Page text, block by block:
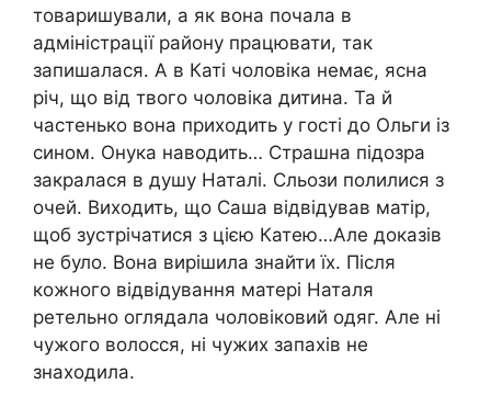
товаришували, а як вона почала в
адміністрації району працювати, так
запишалася. А в Каті чоловіка немає, ясна
річ, що від твого чоловіка дитина. Та й
частенько вона приходить у гості до Ольги із
сином. Онука наводить… Страшна підозра
закралася в душу Наталі. Сльози полилися з
очей. Виходить, що Саша відвідував матір,
щоб зустрічатися з цією Катею…Але доказів
не було. Вона вирішила знайти їх. Після
кожного відвідування матері Наталя
ретельно оглядала чоловіковий одяг. Але ні
чужого волосся, ні чужих запахів не
знаходила.